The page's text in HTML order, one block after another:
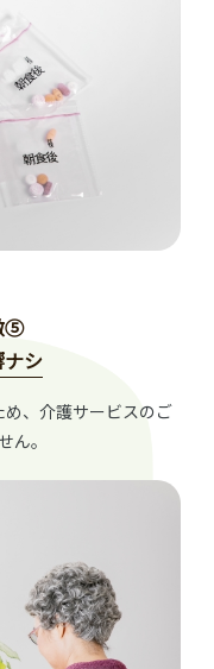
⑤
シ
、介護サービスのご
ん。